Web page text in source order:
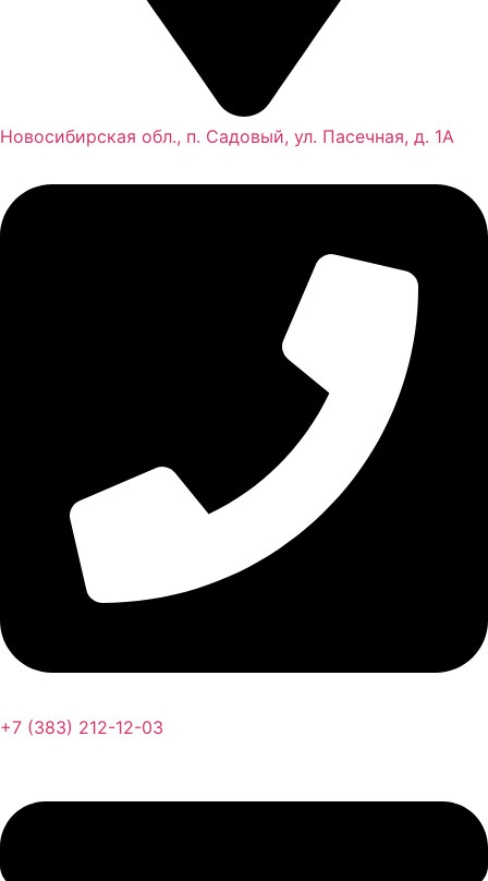
Новосибирская обл., п. Садовый, ул. Пасечная, д. 1А
+7 (383) 212-12-03​